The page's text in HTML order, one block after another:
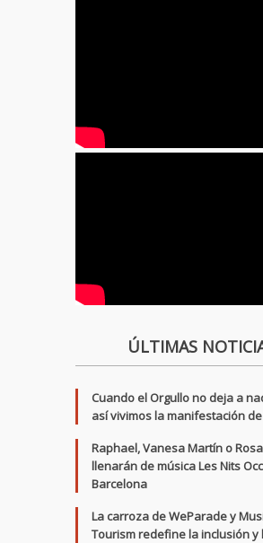
ÚLTIMAS
Cuando el Orgullo no deja a
así vivimos la manifestación
Raphael, Vanesa Martín o
llenarán de música Les Nits
Barcelona
La carroza de WeParade y
Tourism redefine la inclusión y